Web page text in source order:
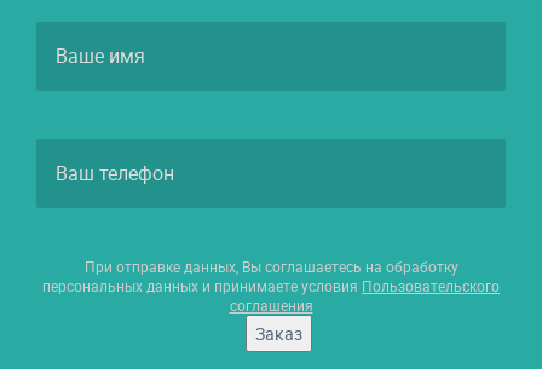
При отправке данных, Вы соглашаетесь на обработку
персональных данных и принимаете условия Пользовательского
соглашения
Заказ